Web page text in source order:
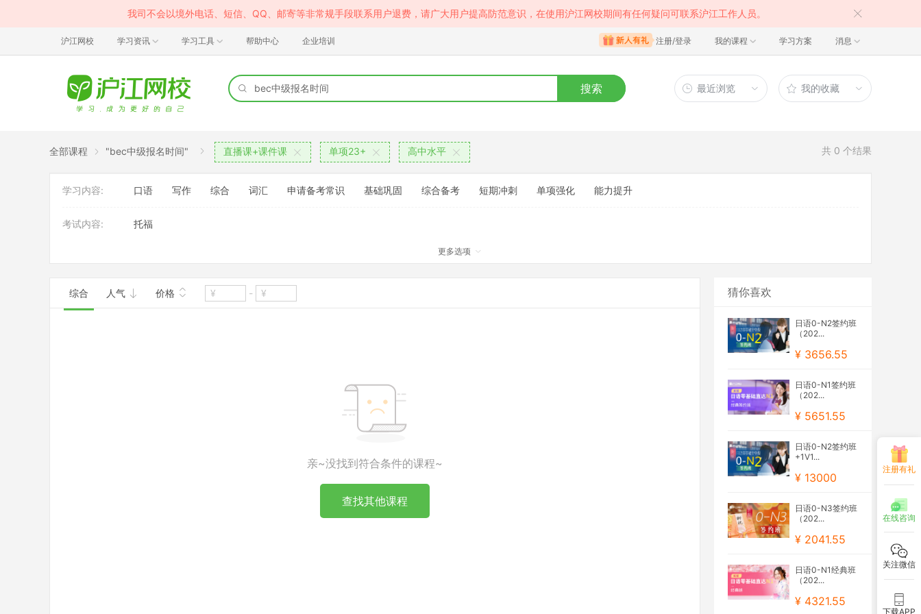
我司不会以境外电话、短信、QQ、邮寄等非常规手段联系用户退费，请广大用户提高防范意识，在使用沪江网校期间有任何疑问可联系沪江工作人员。
沪江网校 学习资讯 学习工具 帮助中心 企业培训 注册/登录 我的课程 学习方案 消息
搜索 最近浏览 我的收藏
全部课程 "bec中级报名时间" 直播课+课件课 单项23+ 高中水平 共 0 个结果
学习内容: 口语 写作 综合 词汇 申请备考常识 基础巩固 综合备考 短期冲刺 单项强化 能力提升
考试内容: 托福
更多选项
综合 人气 价格 -
亲~没找到符合条件的课程~
查找其他课程
猜你喜欢
日语0-N2签约班
（202...
¥ 3656.55
日语0-N1签约班
（202...
¥ 5651.55
日语0-N2签约班
+1V1...
¥ 13000
日语0-N3签约班
（202...
¥ 2041.55
日语0-N1经典班
（202...
¥ 4321.55
注册有礼
在线咨询
关注微信
下载APP